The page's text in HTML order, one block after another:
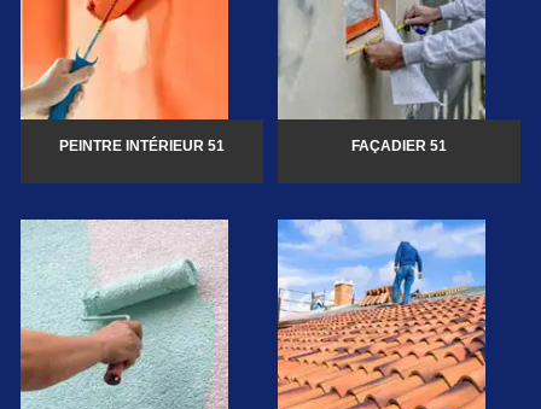
PEINTRE INTÉRIEUR 51 FAÇADIER 51